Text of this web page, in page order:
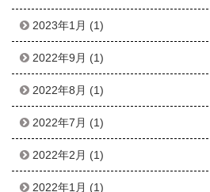
2023年1月 (1)
2022年9月 (1)
2022年8月 (1)
2022年7月 (1)
2022年2月 (1)
2022年1月 (1)